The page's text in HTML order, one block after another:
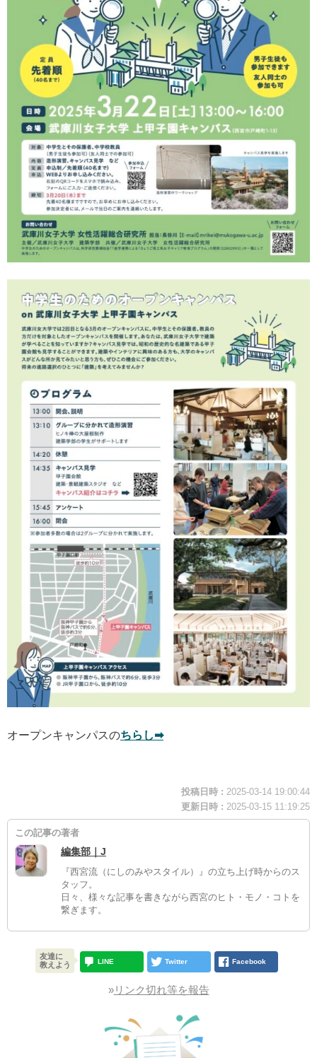
オープンキャンパスのちらし➡︎
投稿日時 : 2025-03-14 19:00:44
更新日時 : 2025-03-15 11:19:25
この記事の著者
編集部｜J
『西宮流（にしのみやスタイル）』の立ち上げ時からのス
タッフ。
日々、様々な記事を書きながら西宮のヒト・モノ・コトを
繋ぎます。
友達に
教えよう
LINE Twitter Facebook
»リンク切れ等を報告